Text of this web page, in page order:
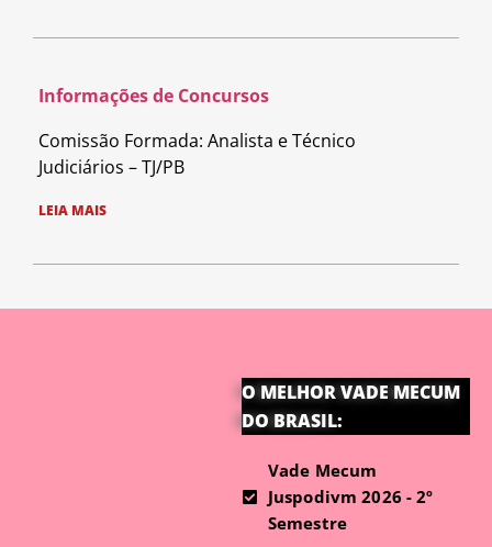
Informações de Concursos
Comissão Formada: Analista e Técnico
Judiciários – TJ/PB
LEIA MAIS
O MELHOR VADE MECUM
DO BRASIL:
Vade Mecum
Juspodivm 2026 - 2º
Semestre